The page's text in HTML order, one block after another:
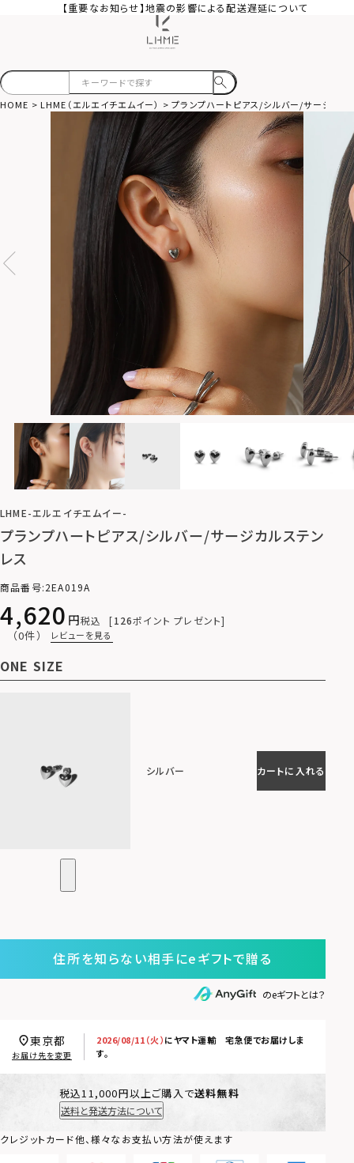
【重要なお知らせ】地震の影響による配送遅延について
HOME LHME（エルエイチエムイー） プランプハートピアス/シルバー/サージカル
LHME-エルエイチエムイー-
プランプハートピアス/シルバー/サージカルステン
レス
商品番号 2EA019A
4,620 税込 126ポイント プレゼント
（0件） レビューを見る
ONE SIZE
シルバー カートに入れる
住所を知らない相手にeギフトで贈る
のeギフトとは？
2026/08/11（火）にヤマト運輸 宅急便でお届けしま
す。
東京都
お届け先を変更
税込11,000円以上ご購入で送料無料
送料と発送方法について
クレジットカード他、様々なお支払い方法が使えます